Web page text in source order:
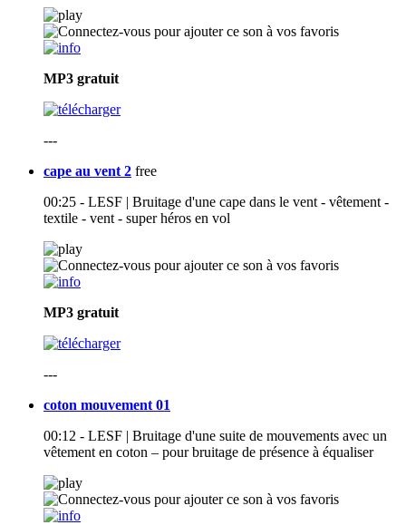
MP3 gratuit
---
cape au vent 2 free
00:25 - LESF | Bruitage d'une cape dans le vent - vêtement -
textile - vent - super héros en vol
MP3 gratuit
---
coton mouvement 01
00:12 - LESF | Bruitage d'une suite de mouvements avec un
vêtement en coton – pour bruitage de présence à équaliser